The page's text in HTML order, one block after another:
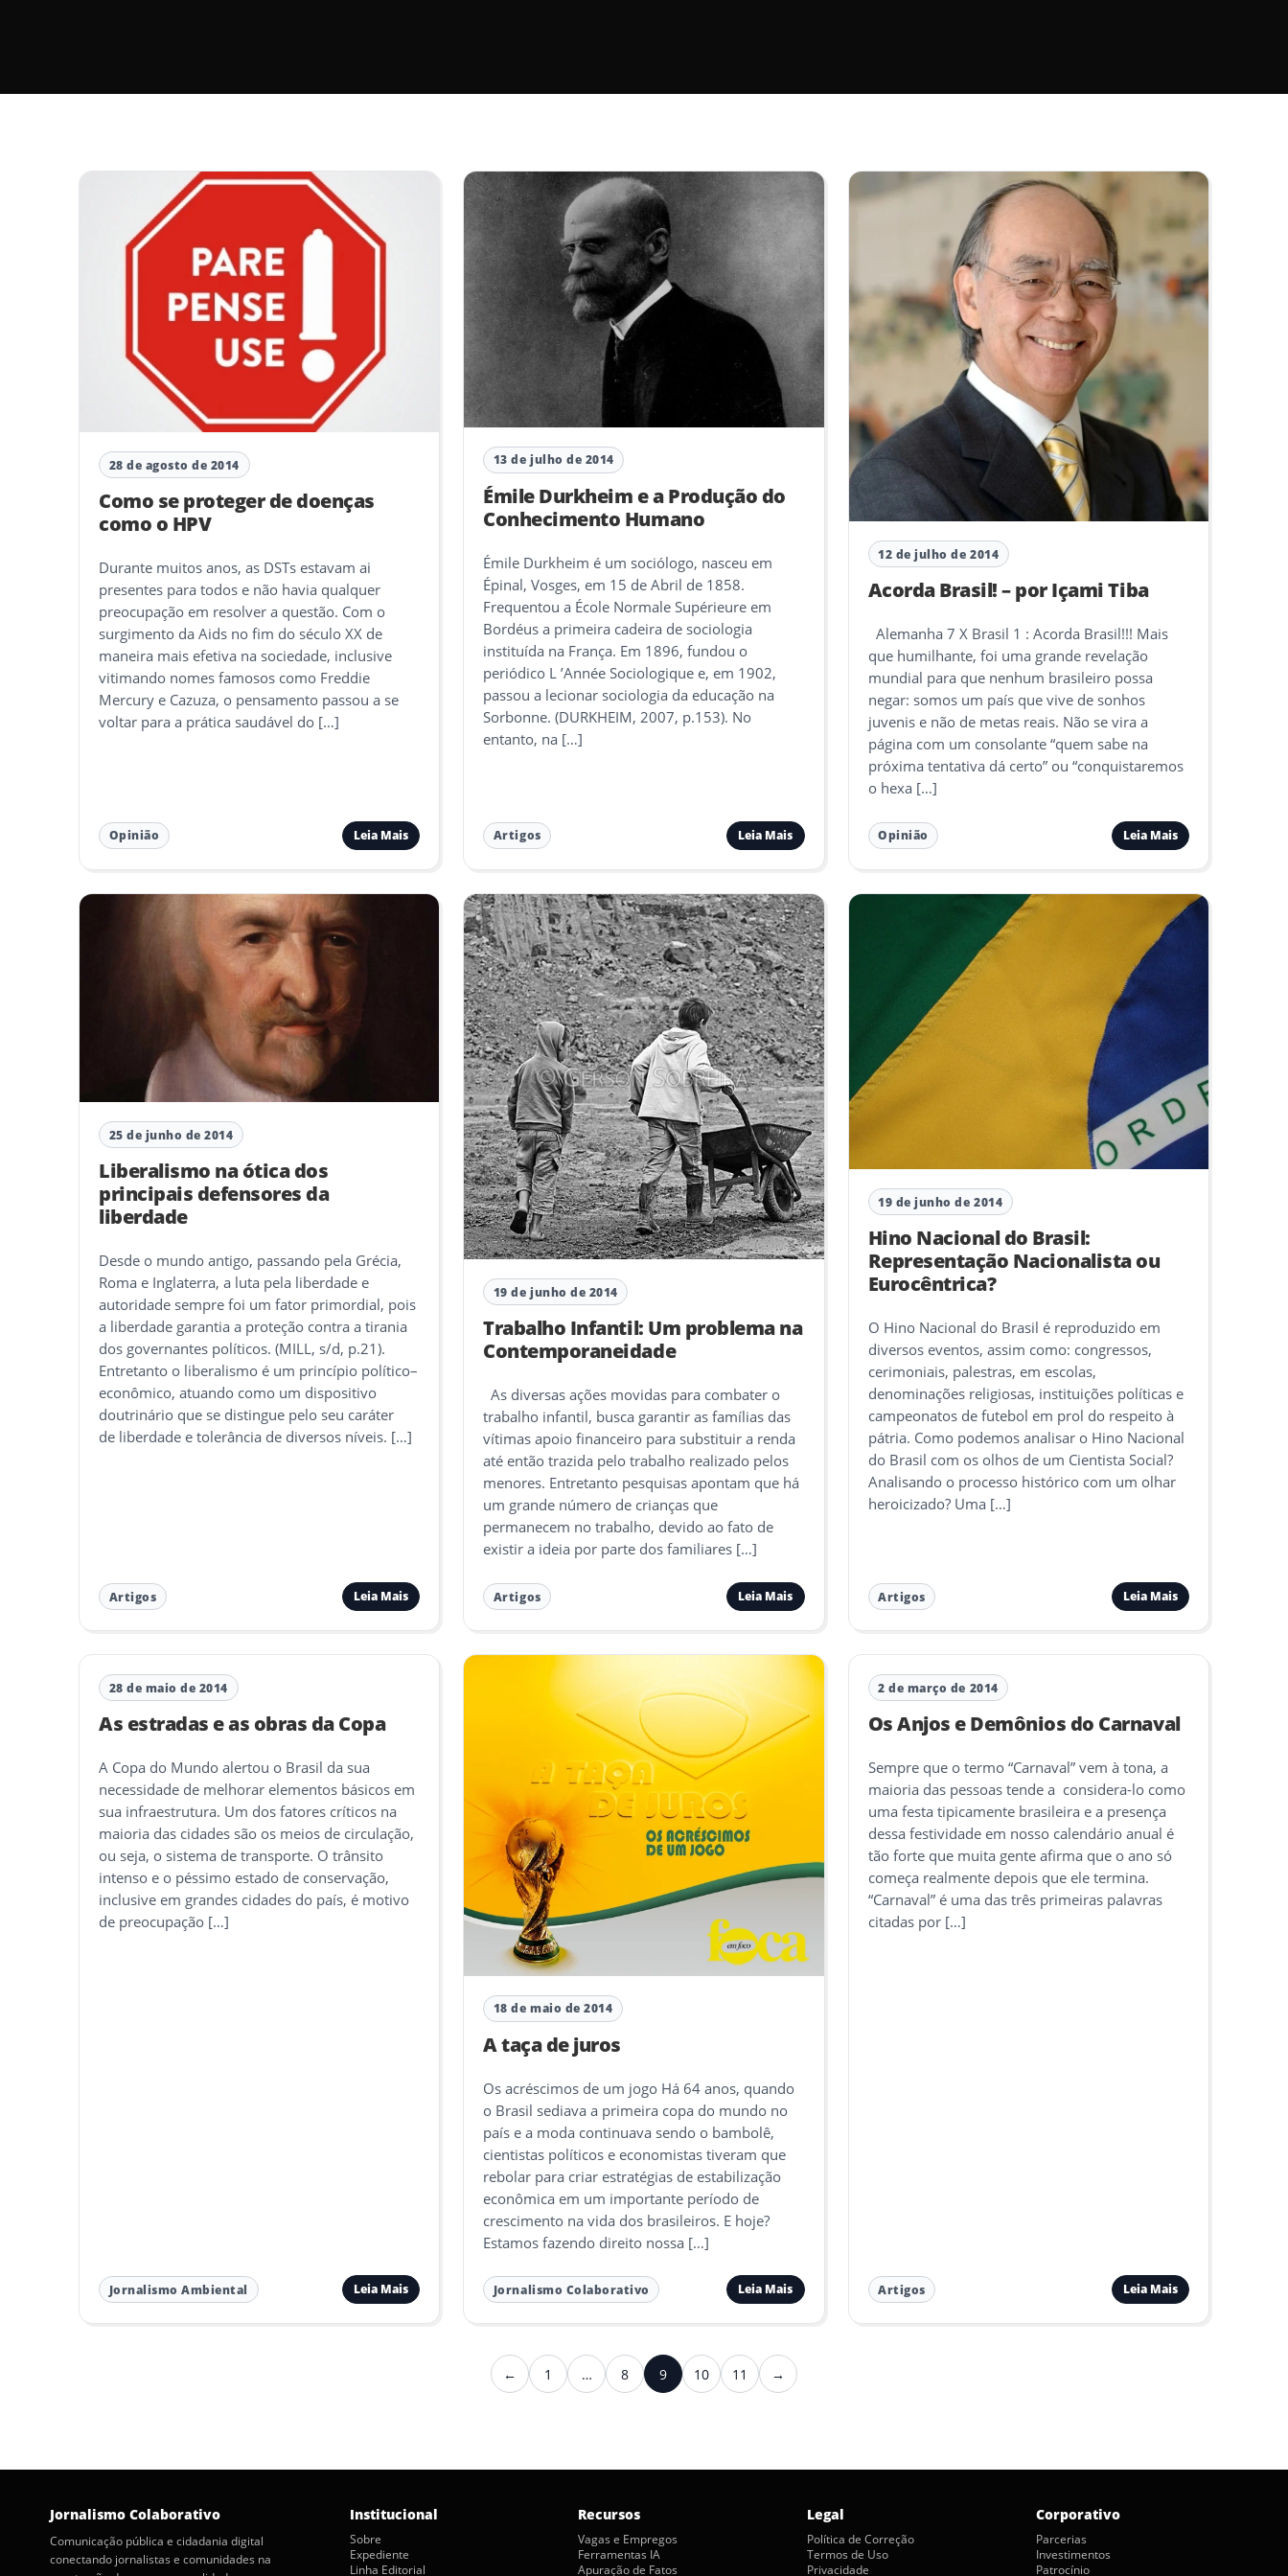
28 de agosto de 2014
Como se proteger de doenças
como o HPV
Durante muitos anos, as DSTs estavam ai
presentes para todos e não havia qualquer
preocupação em resolver a questão. Com o
surgimento da Aids no fim do século XX de
maneira mais efetiva na sociedade, inclusive
vitimando nomes famosos como Freddie
Mercury e Cazuza, o pensamento passou a se
voltar para a prática saudável do […]
Opinião Leia Mais
13 de julho de 2014
Émile Durkheim e a Produção do
Conhecimento Humano
Émile Durkheim é um sociólogo, nasceu em
Épinal, Vosges, em 15 de Abril de 1858.
Frequentou a École Normale Supérieure em
Bordéus a primeira cadeira de sociologia
instituída na França. Em 1896, fundou o
periódico L ’Année Sociologique e, em 1902,
passou a lecionar sociologia da educação na
Sorbonne. (DURKHEIM, 2007, p.153). No
entanto, na […]
Artigos Leia Mais
12 de julho de 2014
Acorda Brasil! – por Içami Tiba
Alemanha 7 X Brasil 1 : Acorda Brasil!!! Mais
que humilhante, foi uma grande revelação
mundial para que nenhum brasileiro possa
negar: somos um país que vive de sonhos
juvenis e não de metas reais. Não se vira a
página com um consolante “quem sabe na
próxima tentativa dá certo” ou “conquistaremos
o hexa […]
Opinião Leia Mais
25 de junho de 2014
Liberalismo na ótica dos
principais defensores da
liberdade
Desde o mundo antigo, passando pela Grécia,
Roma e Inglaterra, a luta pela liberdade e
autoridade sempre foi um fator primordial, pois
a liberdade garantia a proteção contra a tirania
dos governantes políticos. (MILL, s/d, p.21).
Entretanto o liberalismo é um princípio político–
econômico, atuando como um dispositivo
doutrinário que se distingue pelo seu caráter
de liberdade e tolerância de diversos níveis. […]
Artigos Leia Mais
19 de junho de 2014
Trabalho Infantil: Um problema na
Contemporaneidade
As diversas ações movidas para combater o
trabalho infantil, busca garantir as famílias das
vítimas apoio financeiro para substituir a renda
até então trazida pelo trabalho realizado pelos
menores. Entretanto pesquisas apontam que há
um grande número de crianças que
permanecem no trabalho, devido ao fato de
existir a ideia por parte dos familiares […]
Artigos Leia Mais
19 de junho de 2014
Hino Nacional do Brasil:
Representação Nacionalista ou
Eurocêntrica?
O Hino Nacional do Brasil é reproduzido em
diversos eventos, assim como: congressos,
cerimoniais, palestras, em escolas,
denominações religiosas, instituições políticas e
campeonatos de futebol em prol do respeito à
pátria. Como podemos analisar o Hino Nacional
do Brasil com os olhos de um Cientista Social?
Analisando o processo histórico com um olhar
heroicizado? Uma […]
Artigos Leia Mais
28 de maio de 2014
As estradas e as obras da Copa
A Copa do Mundo alertou o Brasil da sua
necessidade de melhorar elementos básicos em
sua infraestrutura. Um dos fatores críticos na
maioria das cidades são os meios de circulação,
ou seja, o sistema de transporte. O trânsito
intenso e o péssimo estado de conservação,
inclusive em grandes cidades do país, é motivo
de preocupação […]
Jornalismo Ambiental Leia Mais
18 de maio de 2014
A taça de juros
Os acréscimos de um jogo Há 64 anos, quando
o Brasil sediava a primeira copa do mundo no
país e a moda continuava sendo o bambolê,
cientistas políticos e economistas tiveram que
rebolar para criar estratégias de estabilização
econômica em um importante período de
crescimento na vida dos brasileiros. E hoje?
Estamos fazendo direito nossa […]
Jornalismo Colaborativo Leia Mais
2 de março de 2014
Os Anjos e Demônios do Carnaval
Sempre que o termo “Carnaval” vem à tona, a
maioria das pessoas tende a considera-lo como
uma festa tipicamente brasileira e a presença
dessa festividade em nosso calendário anual é
tão forte que muita gente afirma que o ano só
começa realmente depois que ele termina.
“Carnaval” é uma das três primeiras palavras
citadas por […]
Artigos Leia Mais
←Anterior
1 … 8 9 10 11 →Próximo
Jornalismo Colaborativo
Comunicação pública e cidadania digital
conectando jornalistas e comunidades na
Institucional
Sobre
Expediente
Linha Editorial
Recursos
Vagas e Empregos
Ferramentas IA
Apuração de Fatos
Legal
Política de Correção
Termos de Uso
Privacidade
Corporativo
Parcerias
Investimentos
Patrocínio